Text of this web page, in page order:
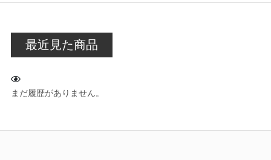
最近見た商品
まだ履歴がありません。